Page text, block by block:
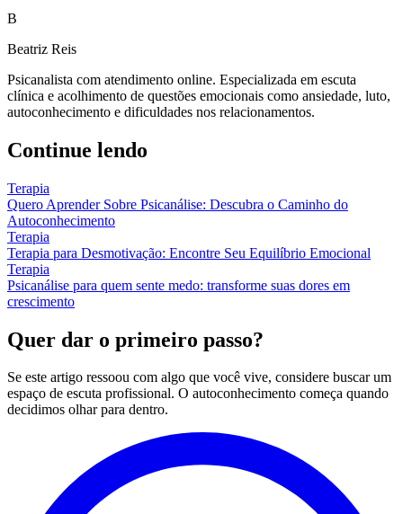
B
Beatriz Reis
Psicanalista com atendimento online. Especializada em escuta
clínica e acolhimento de questões emocionais como ansiedade, luto,
autoconhecimento e dificuldades nos relacionamentos.
Continue lendo
Terapia
Quero Aprender Sobre Psicanálise: Descubra o Caminho do
Autoconhecimento
Terapia
Terapia para Desmotivação: Encontre Seu Equilíbrio Emocional
Terapia
Psicanálise para quem sente medo: transforme suas dores em
crescimento
Quer dar o primeiro passo?
Se este artigo ressoou com algo que você vive, considere buscar um
espaço de escuta profissional. O autoconhecimento começa quando
decidimos olhar para dentro.